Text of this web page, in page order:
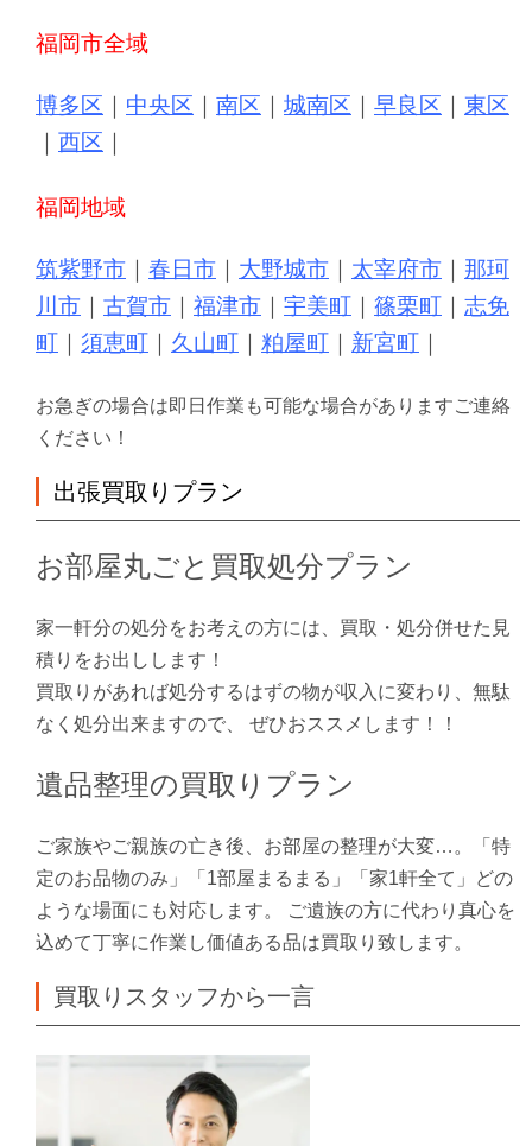
福岡市全域
博多区 ｜ 中央区 ｜ 南区 ｜ 城南区 ｜ 早良区 ｜ 東区
｜ 西区 ｜
福岡地域
筑紫野市 ｜ 春日市 ｜ 大野城市 ｜ 太宰府市 ｜ 那珂
川市 ｜ 古賀市 ｜ 福津市 ｜ 宇美町 ｜ 篠栗町 ｜ 志免
町 ｜ 須恵町 ｜ 久山町 ｜ 粕屋町 ｜ 新宮町 ｜
お急ぎの場合は即日作業も可能な場合がありますご連絡
ください！
出張買取りプラン
お部屋丸ごと買取処分プラン
家一軒分の処分をお考えの方には、買取・処分併せた見
積りをお出しします！
買取りがあれば処分するはずの物が収入に変わり、無駄
なく処分出来ますので、 ぜひおススメします！！
遺品整理の買取りプラン
ご家族やご親族の亡き後、お部屋の整理が大変…。「特
定のお品物のみ」「1部屋まるまる」「家1軒全て」どの
ような場面にも対応します。 ご遺族の方に代わり真心を
込めて丁寧に作業し価値ある品は買取り致します。
買取りスタッフから一言